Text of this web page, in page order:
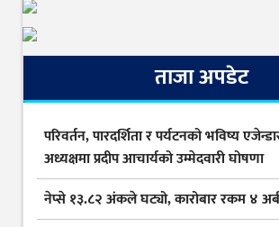
ताजा अपडेट
परिवर्तन, पारदर्शिता र पर्यटनको भविष्य
अध्यक्षमा प्रदीप आचार्यको उम्मेदवारी घोषणा
नेप्से १३.८२ अंकले घट्यो, कारोबार रकम ४